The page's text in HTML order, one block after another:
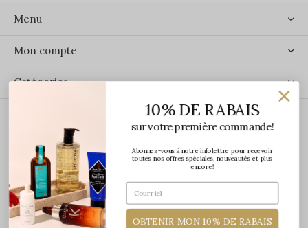
Menu
Mon compte
Catégories
ÉCRIVEZ-NOUS
10% DE RABAIS
sur votre première commande!
Abonnez-vous à notre infolettre pour recevoir
toutes nos offres spéciales, nouveautés et plus
encore!
OBTENIR MON 10% DE RABAIS